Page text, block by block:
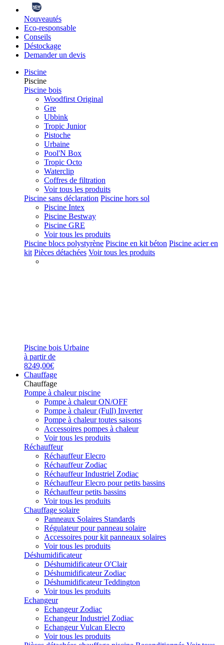
Nouveautés
Eco-responsable
Conseils
Déstockage
Demander un devis
Piscine
Piscine
Piscine bois
Woodfirst Original
Gre
Ubbink
Tropic Junior
Pistoche
Urbaine
Pool'N Box
Tropic Octo
Waterclip
Coffres de filtration
Voir tous les produits
Piscine sans déclaration Piscine hors sol
Piscine Intex
Piscine Bestway
Piscine GRE
Voir tous les produits
Piscine blocs polystyrène Piscine en kit béton Piscine acier en
kit Pièces détachées Voir tous les produits
Piscine bois Urbaine
à partir de
8249,00€
Chauffage
Chauffage
Pompe à chaleur piscine
Pompe à chaleur ON/OFF
Pompe à chaleur (Full) Inverter
Pompe à chaleur toutes saisons
Accessoires pompes à chaleur
Voir tous les produits
Réchauffeur
Réchauffeur Elecro
Réchauffeur Zodiac
Réchauffeur Industriel Zodiac
Réchauffeur Elecro pour petits bassins
Réchauffeur petits bassins
Voir tous les produits
Chauffage solaire
Panneaux Solaires Standards
Régulateur pour panneau solaire
Accessoires pour kit panneaux solaires
Voir tous les produits
Déshumidificateur
Déshumidificateur O'Clair
Déshumidificateur Zodiac
Déshumidificateur Teddington
Voir tous les produits
Echangeur
Echangeur Zodiac
Echangeur Industriel Zodiac
Echangeur Vulcan Elecro
Voir tous les produits